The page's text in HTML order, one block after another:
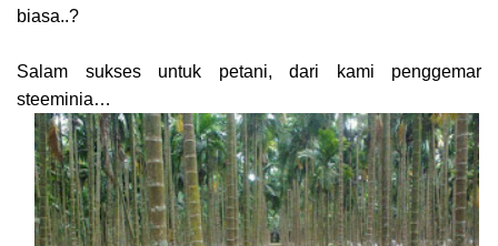
biasa..?
Salam sukses untuk petani, dari kami penggemar
steeminia…